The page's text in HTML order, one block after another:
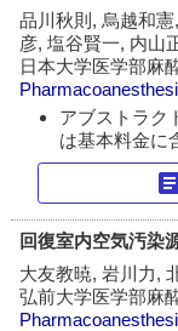
品川秋則, 烏越和
彦, 塩谷賢一, 内山
日本大学医学部麻
アブストラク
は基本料金に
回復室内空気汚染
大友教暁, 岩川力,
弘前大学医学部麻